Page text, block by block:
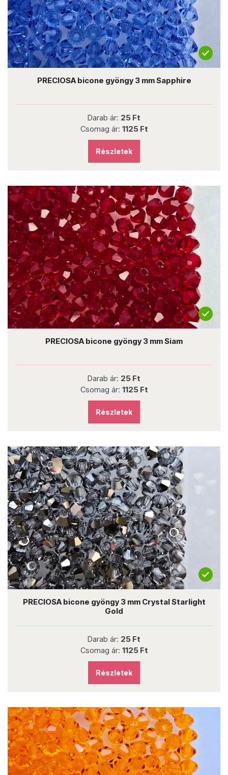
PRECIOSA bicone gyöngy 3 mm Sapphire
Darab ár: 25 Ft
Csomag ár: 1125 Ft
Részletek
PRECIOSA bicone gyöngy 3 mm Siam
Darab ár: 25 Ft
Csomag ár: 1125 Ft
Részletek
PRECIOSA bicone gyöngy 3 mm Crystal Starlight
Gold
Darab ár: 25 Ft
Csomag ár: 1125 Ft
Részletek